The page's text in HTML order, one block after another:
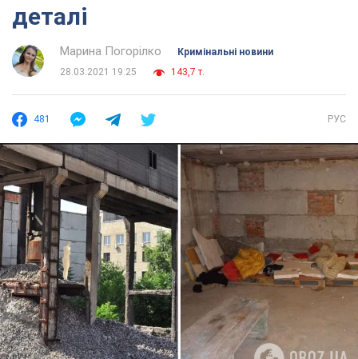
деталі
Марина Погорілко
Кримінальні новини
28.03.2021 19:25
143,7 т.
481 РУС